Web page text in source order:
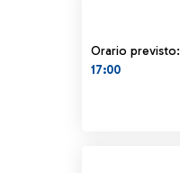
Orario previsto:
17:00